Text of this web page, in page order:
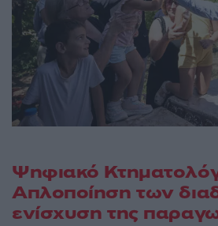
Ψηφιακό
Απλοποίηση των
ενίσχυση της